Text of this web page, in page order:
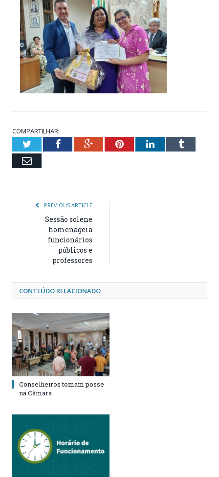
COMPARTILHAR:
TwitterFacebookGoogle+PinterestLinkedInTumblr
Email
PREVIOUS ARTICLE
Sessão solene
homenageia
funcionários
públicos e
professores
CONTEÚDO RELACIONADO
Conselheiros tomam posse
na Câmara